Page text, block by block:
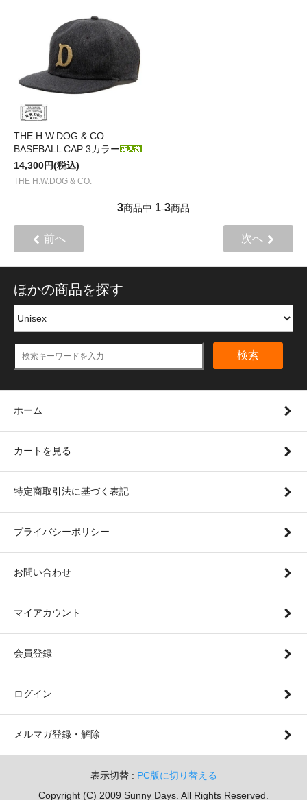
THE H.W.DOG & CO.
BASEBALL CAP 3カラー
14,300円(税込)
THE H.W.DOG & CO.
3商品中 1-3商品
前へ 次へ
ほかの商品を探す
検索
ホーム
カートを見る
特定商取引法に基づく表記
プライバシーポリシー
お問い合わせ
マイアカウント
会員登録
ログイン
メルマガ登録・解除
表示切替 : PC版に切り替える
Copyright (C) 2009 Sunny Days. All Rights Reserved.